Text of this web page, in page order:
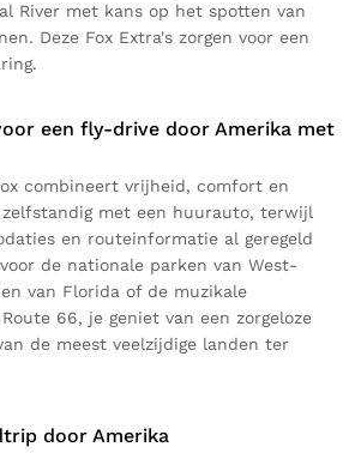
River met kans op het spotten van
Deze Fox Extra's zorgen voor een
een fly-drive door Amerika met
combineert vrijheid, comfort en
met een huurauto, terwijl
en routeinformatie al geregeld
de nationale parken van West-
van Florida of de muzikale
66, je geniet van een zorgeloze
de meest veelzijdige landen ter
door Amerika